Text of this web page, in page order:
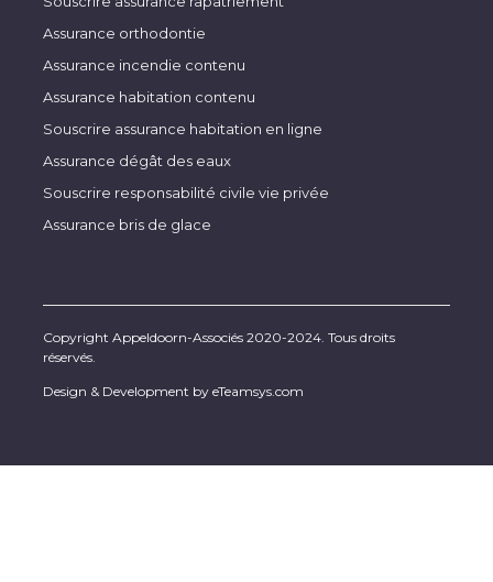
Assurance orthodontie
Assurance incendie contenu
Assurance habitation contenu
Souscrire assurance habitation en ligne
Assurance dégât des eaux
Souscrire responsabilité civile vie privée
Assurance bris de glace
Copyright Appeldoorn-Associés 2020-2024. Tous droits
réservés.
Design & Development by eTeamsys.com